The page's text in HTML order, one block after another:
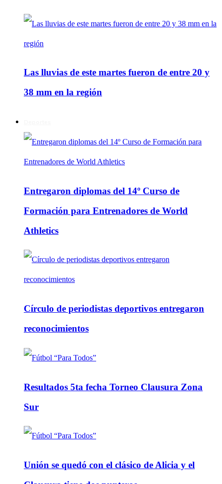
Las lluvias de este martes fueron de entre 20 y
38 mm en la región
Entregaron diplomas del 14º Curso de
Formación para Entrenadores de World
Athletics
Círculo de periodistas deportivos entregaron
reconocimientos
Resultados 5ta fecha Torneo Clausura Zona
Sur
Unión se quedó con el clásico de Alicia y el